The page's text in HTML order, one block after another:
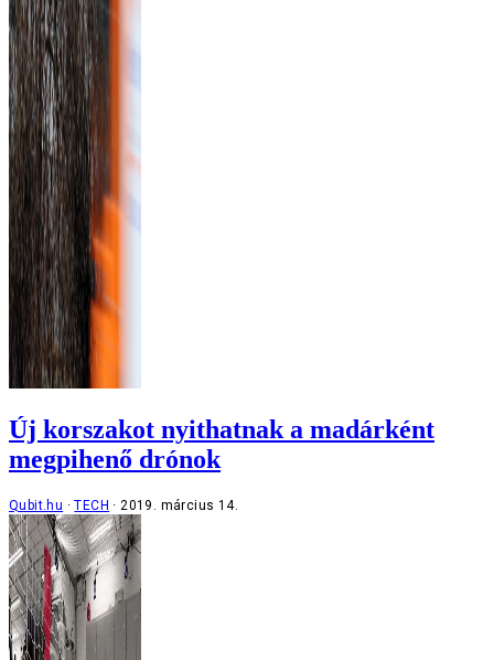
Új korszakot nyithatnak a madárként
megpihenő drónok
Qubit.hu TECH 2019. március 14.